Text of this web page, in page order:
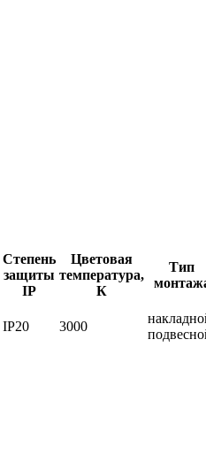
Степень
защиты
IP
Цветовая
температура,
К
Тип
IP20 3000